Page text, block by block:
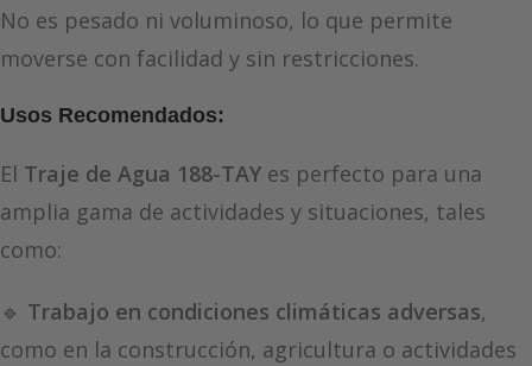
No es pesado ni voluminoso, lo que permite
moverse con facilidad y sin restricciones.
Usos Recomendados:
El Traje de Agua 188-TAY es perfecto para una
amplia gama de actividades y situaciones, tales
como:
🔹 Trabajo en condiciones climáticas adversas,
como en la construcción, agricultura o actividades